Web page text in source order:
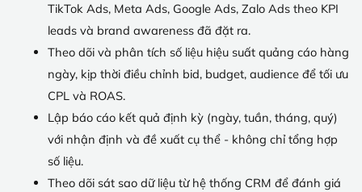
TikTok Ads, Meta Ads, Google Ads, Zalo Ads theo KPI
leads và brand awareness đã đặt ra.
Theo dõi và phân tích số liệu hiệu suất quảng cáo hàng
ngày, kịp thời điều chỉnh bid, budget, audience để tối ưu
CPL và ROAS.
Lập báo cáo kết quả định kỳ (ngày, tuần, tháng, quý)
với nhận định và đề xuất cụ thể - không chỉ tổng hợp
số liệu.
Theo dõi sát sao dữ liệu từ hệ thống CRM để đánh giá